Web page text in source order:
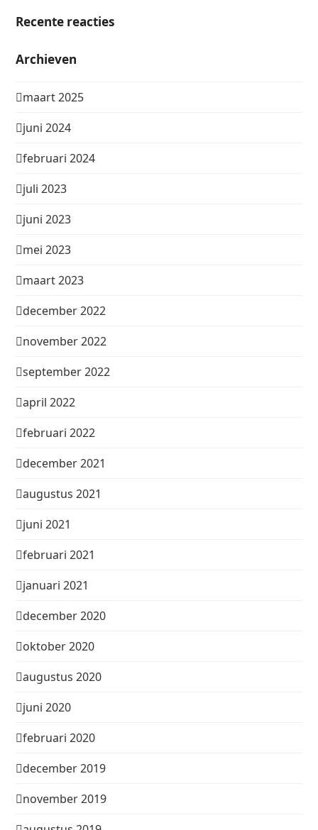
Recente reacties
Archieven
maart 2025
juni 2024
februari 2024
juli 2023
juni 2023
mei 2023
maart 2023
december 2022
november 2022
september 2022
april 2022
februari 2022
december 2021
augustus 2021
juni 2021
februari 2021
januari 2021
december 2020
oktober 2020
augustus 2020
juni 2020
februari 2020
december 2019
november 2019